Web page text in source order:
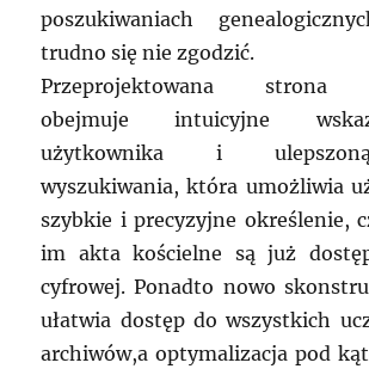
poszukiwaniach
trudno się nie zgodzić.
Przeprojektowana strona
obejmuje intuicyjne
użytkownika i
wyszukiwania, która umożliwia
szybkie i precyzyjne określenie,
im akta kościelne są już
cyfrowej. Ponadto nowo
ułatwia dostęp do wszystkich
archiwów,a optymalizacja pod